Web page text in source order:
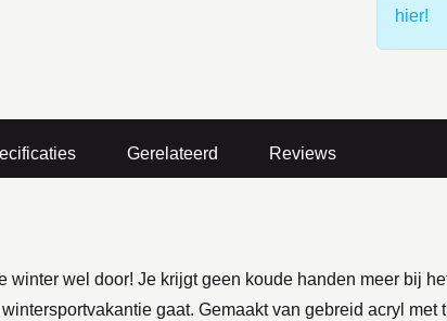
hier!
Gerelateerd Reviews
winter wel door! Je krijgt geen koude handen meer bij
gaat. Gemaakt van gebreid acryl